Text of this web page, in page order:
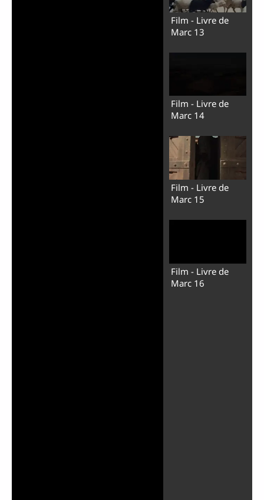
Film - Livre de
Marc 13
Film - Livre de
Marc 14
Film - Livre de
Marc 15
Film - Livre de
Marc 16